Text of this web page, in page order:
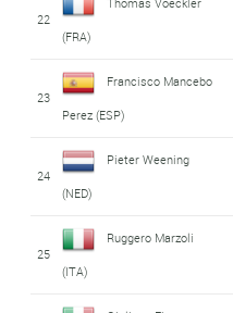
22
(FRA)
23
Francisco Mancebo
Perez (ESP)
24
Pieter Weening
(NED)
25
Ruggero Marzoli
(ITA)